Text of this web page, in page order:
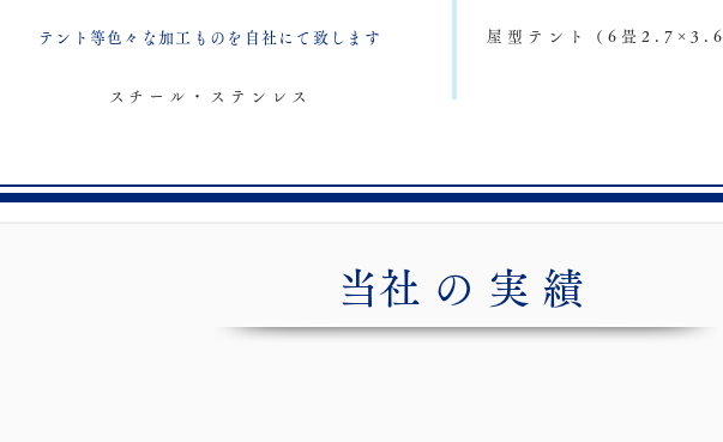
テント等色々な加工ものを自社にて致します
スチール・ステンレス
屋型テント（6畳
​当社の実績